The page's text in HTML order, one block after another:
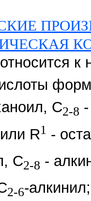
C2-8
R1 -
C2-8 -
2-6-